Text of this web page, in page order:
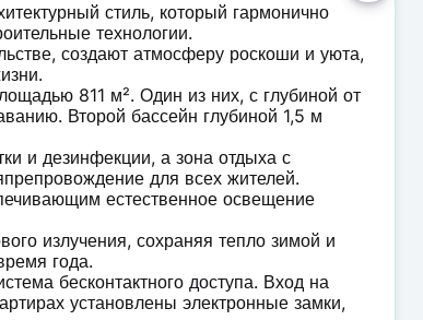
стиль, который гармонично
технологии.
создают атмосферу роскоши и уюта,
811 м². Один из них, с глубиной от
Второй бассейн глубиной 1,5 м
и дезинфекции, а зона отдыха с
для всех жителей.
естественное освещение
излучения, сохраняя тепло зимой и
года.
бесконтактного доступа. Вход на
установлены электронные замки,